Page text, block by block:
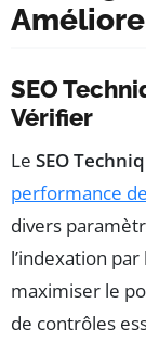
SEO
Vérifier
Le SEO
performance
divers
l’indexation
maximiser le
de contrôles